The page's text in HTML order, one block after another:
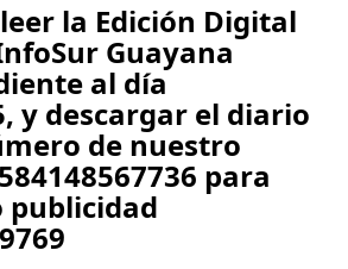
la Edición Digital
Guayana
al día
y descargar el diario
de nuestro
para
publicidad